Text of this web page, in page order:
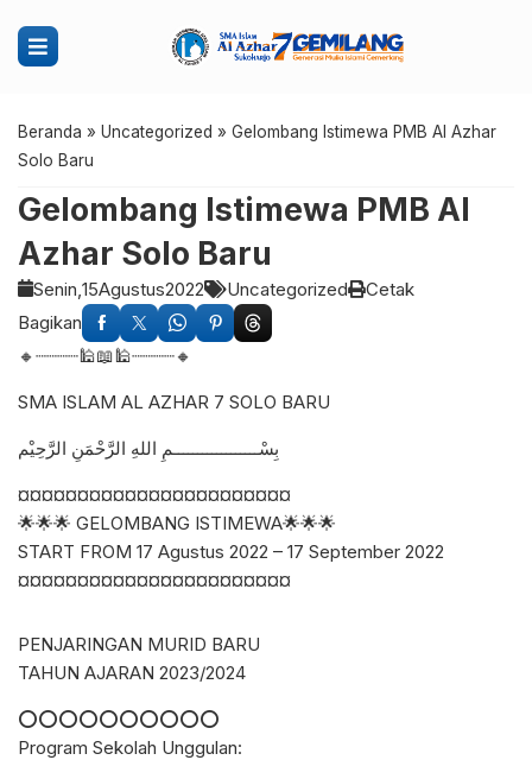
Beranda » Uncategorized » Gelombang Istimewa PMB Al Azhar
Solo Baru
Gelombang Istimewa PMB Al
Azhar Solo Baru
Senin,15Agustus2022 Uncategorized
Cetak
Bagikan
🔸┈┈┈┈🕌📖🕌┈┈┈┈🔸
SMA ISLAM AL AZHAR 7 SOLO BARU
بِسْــــــــــــــــــمِ اللهِ الرَّحْمَنِ الرَّحِيْم
¤¤¤¤¤¤¤¤¤¤¤¤¤¤¤¤¤¤¤¤¤¤¤
🌟🌟🌟 GELOMBANG ISTIMEWA🌟🌟🌟
START FROM 17 Agustus 2022 – 17 September 2022
¤¤¤¤¤¤¤¤¤¤¤¤¤¤¤¤¤¤¤¤¤¤¤
PENJARINGAN MURID BARU
TAHUN AJARAN 2023/2024
⭕⭕⭕⭕⭕⭕⭕⭕⭕⭕
Program Sekolah Unggulan: